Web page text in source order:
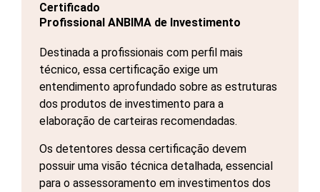
Certificado
Profissional ANBIMA de Investimento
Destinada a profissionais com perfil mais
técnico, essa certificação exige um
entendimento aprofundado sobre as estruturas
dos produtos de investimento para a
elaboração de carteiras recomendadas.
Os detentores dessa certificação devem
possuir uma visão técnica detalhada, essencial
para o assessoramento em investimentos dos